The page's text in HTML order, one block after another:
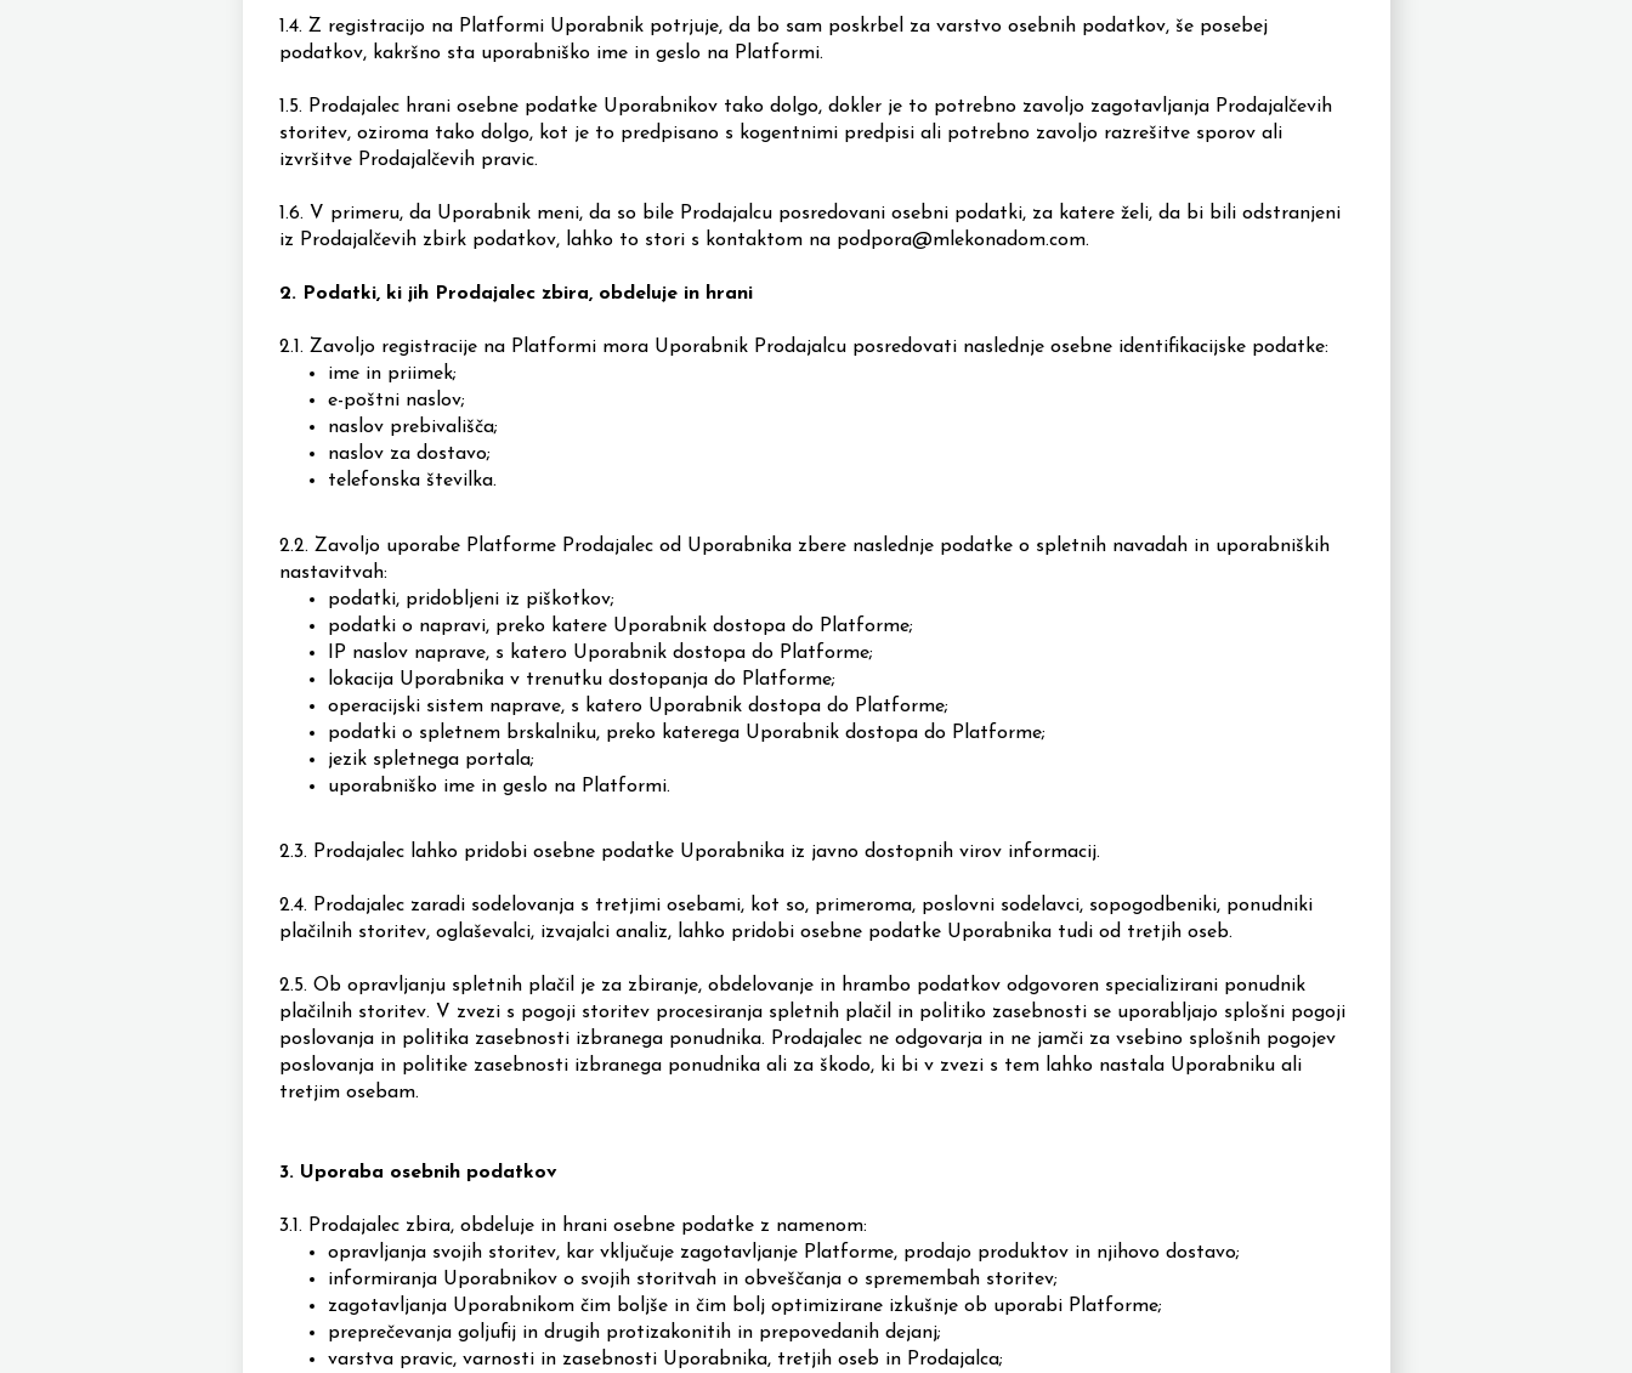
1.4. Z registracijo na Platformi Uporabnik potrjuje, da bo sam poskrbel za varstvo osebnih podatkov, še posebej
podatkov, kakršno sta uporabniško ime in geslo na Platformi.
1.5. Prodajalec hrani osebne podatke Uporabnikov tako dolgo, dokler je to potrebno zavoljo zagotavljanja Prodajalčevih
storitev, oziroma tako dolgo, kot je to predpisano s kogentnimi predpisi ali potrebno zavoljo razrešitve sporov ali
izvršitve Prodajalčevih pravic.
1.6. V primeru, da Uporabnik meni, da so bile Prodajalcu posredovani osebni podatki, za katere želi, da bi bili odstranjeni
iz Prodajalčevih zbirk podatkov, lahko to stori s kontaktom na podpora@mlekonadom.com.
2. Podatki, ki jih Prodajalec zbira, obdeluje in hrani
2.1. Zavoljo registracije na Platformi mora Uporabnik Prodajalcu posredovati naslednje osebne identifikacijske podatke:
ime in priimek;
e-poštni naslov;
naslov prebivališča;
naslov za dostavo;
telefonska številka.
2.2. Zavoljo uporabe Platforme Prodajalec od Uporabnika zbere naslednje podatke o spletnih navadah in uporabniških
nastavitvah:
podatki, pridobljeni iz piškotkov;
podatki o napravi, preko katere Uporabnik dostopa do Platforme;
IP naslov naprave, s katero Uporabnik dostopa do Platforme;
lokacija Uporabnika v trenutku dostopanja do Platforme;
operacijski sistem naprave, s katero Uporabnik dostopa do Platforme;
podatki o spletnem brskalniku, preko katerega Uporabnik dostopa do Platforme;
jezik spletnega portala;
uporabniško ime in geslo na Platformi.
2.3. Prodajalec lahko pridobi osebne podatke Uporabnika iz javno dostopnih virov informacij.
2.4. Prodajalec zaradi sodelovanja s tretjimi osebami, kot so, primeroma, poslovni sodelavci, sopogodbeniki, ponudniki
plačilnih storitev, oglaševalci, izvajalci analiz, lahko pridobi osebne podatke Uporabnika tudi od tretjih oseb.
2.5. Ob opravljanju spletnih plačil je za zbiranje, obdelovanje in hrambo podatkov odgovoren specializirani ponudnik
plačilnih storitev. V zvezi s pogoji storitev procesiranja spletnih plačil in politiko zasebnosti se uporabljajo splošni pogoji
poslovanja in politika zasebnosti izbranega ponudnika. Prodajalec ne odgovarja in ne jamči za vsebino splošnih pogojev
poslovanja in politike zasebnosti izbranega ponudnika ali za škodo, ki bi v zvezi s tem lahko nastala Uporabniku ali
tretjim osebam.
3. Uporaba osebnih podatkov
3.1. Prodajalec zbira, obdeluje in hrani osebne podatke z namenom:
opravljanja svojih storitev, kar vključuje zagotavljanje Platforme, prodajo produktov in njihovo dostavo;
informiranja Uporabnikov o svojih storitvah in obveščanja o spremembah storitev;
zagotavljanja Uporabnikom čim boljše in čim bolj optimizirane izkušnje ob uporabi Platforme;
preprečevanja goljufij in drugih protizakonitih in prepovedanih dejanj;
varstva pravic, varnosti in zasebnosti Uporabnika, tretjih oseb in Prodajalca;